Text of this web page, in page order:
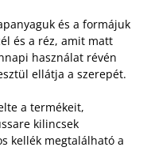
és a formájuk
és a réz, amit matt
használat révén
ellátja a szerepét.
a termékeit,
kilincsek
kellék megtalálható a